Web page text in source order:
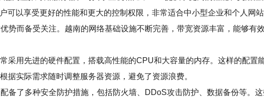
以享受更好的性能和更大的控制权限，非常适合中小型企业和个人网站
势而备受关注。越南的网络基础设施不断完善，带宽资源丰富，能够有
采用先进的硬件配置，搭载高性能的CPU和大容量的内存。这样的配置
实际需求随时调整服务器资源，避免了资源浪费。
了多种安全防护措施，包括防火墙、DDoS攻击防护、数据备份等。